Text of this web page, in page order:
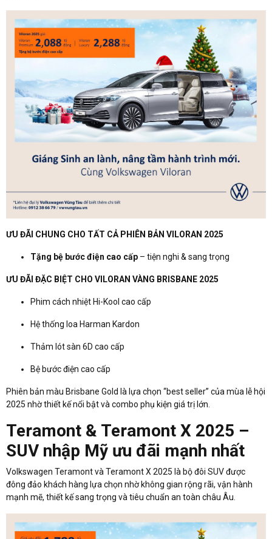
ƯU ĐÃI CHUNG CHO TẤT CẢ PHIÊN BẢN VILORAN 2025
Tặng bệ bước điện cao cấp – tiện nghi & sang trọng
ƯU ĐÃI ĐẶC BIỆT CHO VILORAN VÀNG BRISBANE 2025
Phim cách nhiệt Hi-Kool cao cấp
Hệ thống loa Harman Kardon
Thảm lót sàn 6D cao cấp
Bệ bước điện cao cấp
Phiên bản màu Brisbane Gold là lựa chọn “best seller” của mùa lễ hội
2025 nhờ thiết kế nổi bật và combo phụ kiện giá trị lớn.
Teramont & Teramont X 2025 –
SUV nhập Mỹ ưu đãi mạnh nhất
Volkswagen Teramont và Teramont X 2025 là bộ đôi SUV được
đông đảo khách hàng lựa chọn nhờ không gian rộng rãi, vận hành
mạnh mẽ, thiết kế sang trọng và tiêu chuẩn an toàn châu Âu.